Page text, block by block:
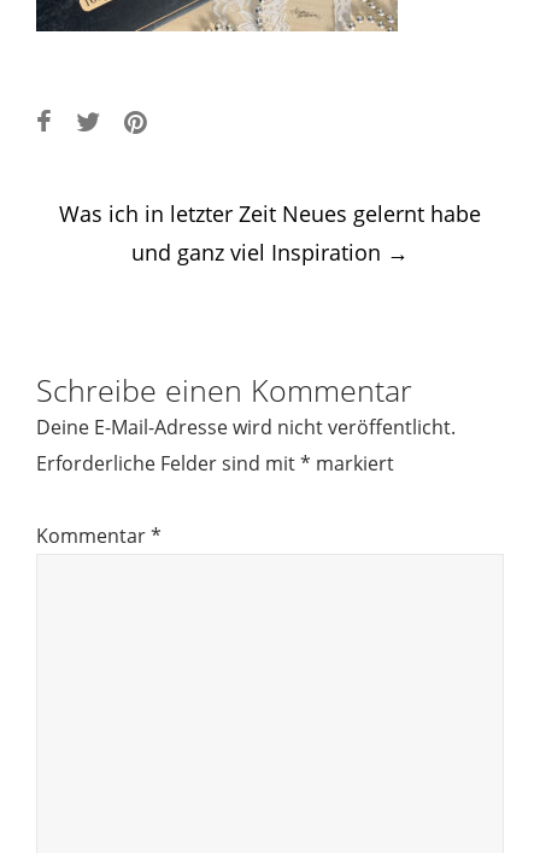
Post
navigation
Was ich in letzter Zeit Neues gelernt habe
und ganz viel Inspiration →
Schreibe einen Kommentar
Deine E-Mail-Adresse wird nicht veröffentlicht.
Erforderliche Felder sind mit* markiert
Kommentar*